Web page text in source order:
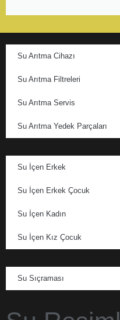
Su Arıtma Cihazı
Su Arıtma Filtreleri
Su Arıtma Servis
Su Arıtma Yedek Parçaları
Su İçen Erkek
Su İçen Erkek Çocuk
Su İçen Kadın
Su İçen Kız Çocuk
Su Sıçraması